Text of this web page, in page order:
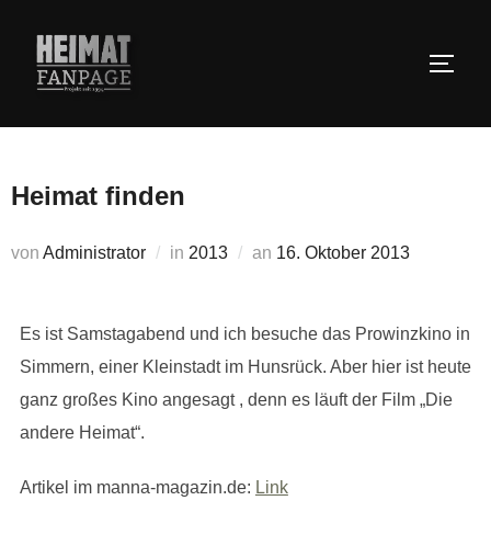
Inhalt
springen
Heimat finden
von Administrator in 2013 an Veröffentlicht
16. Oktober 2013
Es ist Samstagabend und ich besuche das Prowinzkino in
Simmern, einer Kleinstadt im Hunsrück. Aber hier ist heute
ganz großes Kino angesagt , denn es läuft der Film „Die
andere Heimat“.
Artikel im manna-magazin.de: Link